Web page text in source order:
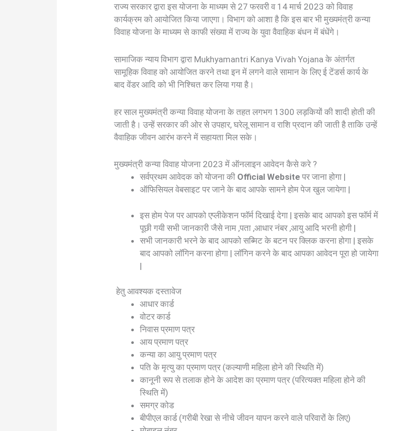
राज्य सरकार द्वारा इस योजना के माध्यम से 27 फरवरी व 14 मार्च 2023 को विवाह
कार्यक्रम को आयोजित किया जाएगा। विभाग को आशा है कि इस बार भी मुख्यमंत्री कन्या
विवाह योजना के माध्यम से काफी संख्या में राज्य के युवा वैवाहिक बंधन में बंधेंगे।
सामाजिक न्याय विभाग द्वारा Mukhyamantri Kanya Vivah Yojana के अंतर्गत
सामूहिक विवाह को आयोजित करने तथा इन में लगने वाले सामान के लिए ई टेंडर्स कार्य के
बाद वेंडर आदि को भी निश्चित कर लिया गया है।
हर साल मुख्यमंत्री कन्या विवाह योजना के तहत लगभग 1300 लड़कियों की शादी होती की
जाती है। उन्हें सरकार की ओर से उपहार, घरेलू सामान व राशि प्रदान की जाती है ताकि उन्हें
वैवाहिक जीवन आरंभ करने में सहायता मिल सके।
मुख्यमंत्री कन्या विवाह योजना 2023 में ऑनलाइन आवेदन कैसे करे ?
सर्वप्रथम आवेदक को योजना की Official Websiteपर जाना होगा |
ऑफिसियल वेबसाइट पर जाने के बाद आपके सामने होम पेज खुल जायेगा |
इस होम पेज पर आपको एप्लीकेशन फॉर्म दिखाई देगा | इसके बाद आपको इस फॉर्म में
पूछी गयी सभी जानकारी जैसे नाम ,पता ,आधार नंबर ,आयु आदि भरनी होगी |
सभी जानकारी भरने के बाद आपको सब्मिट के बटन पर क्लिक करना होगा | इसके
बाद आपको लॉगिन करना होगा | लॉगिन करने के बाद आपका आवेदन पूरा हो जायेगा
|
हेतु आवश्यक दस्तावेज
आधार कार्ड
वोटर कार्ड
निवास प्रमाण पत्र
आय प्रमाण पत्र
कन्या का आयु प्रमाण पत्र
पति के मृत्यु का प्रमाण पत्र (कल्याणी महिला होने की स्थिति में)
कानूनी रूप से तलाक होने के आदेश का प्रमाण पत्र (परित्यक्त महिला होने की
स्थिति में)
समग्र कोड
बीपीएल कार्ड (गरीबी रेखा से नीचे जीवन यापन करने वाले परिवारों के लिए)